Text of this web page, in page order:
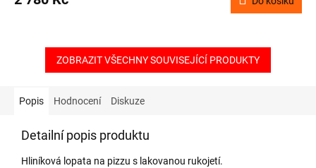
ZOBRAZIT VŠECHNY SOUVISEJÍCÍ PRODUKTY
Popis Hodnocení Diskuze
Detailní popis produktu
Hliníková lopata na pizzu s lakovanou rukojetí.